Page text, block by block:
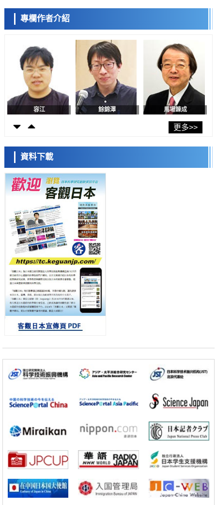
科學研究
福井大學發現細胞記憶過往並抑制反應的機制，闡明即便DNA相同反應
迥異之謎
神戶大學確認口服癌症疫苗B440單藥給藥的安全性，在轉移性尿路上皮
癌患者中開展臨床試驗
政策
日本發布《令和8年版科學技術與創新白皮書》，解讀第七期基本計畫
首年度政策方向
科學研究
東京大學發現可誘導細胞死亡的新型信使物質
科學研究
東京都健康長壽醫療中心跨器官揭示衰老過程中的糖鏈變化
產總研無需石油利用松脂製備石墨前驅體，可作為電池電極材料
科學研究
東京大學和海上保安廳等發現南海海槽沿線板塊邊界鎖定狀態存在區域
差異
政策
日本第2次醫療研究開發調整費，根據一線實際情況和需求分配99.3億
日圓
科學研究
千葉大學鑑定出導致難治性疾病「肺高血壓症」惡化的蛋白質
「MYL9/12」，會引發血管結構惡化
科學研究
京都大學高效生成光的構成單元「光子」，可應用於量子電腦
科學研究
開發出300億年僅誤差1秒的光晶格鐘，構建網路將其打造為次世代社會
基礎設施
經濟・社會
日本成立「以人為本AI聯盟」——力爭藉助AI拓展社會公眾創造力，依
科學研究
帶大量基因的人工細胞
政策
展研究
科學研究
科學研究
開發出300億年僅誤差1秒的光晶格鐘，構建網路將其打造為次世代社會
基礎設施
經濟・社會
日本成立「以人為本AI聯盟」——力爭藉助AI拓展社會公眾創造力，依
科學研究
大阪大學開發出膜脂質視覺化工具，使脂質探針的高效開發成為可能
專欄作者介紹
陳小牧
容江 餘錦澤 馬場錬成
日本科學未來館 科學交
流員
小岩井忠道 瀧川 進
更多>>
資料下載